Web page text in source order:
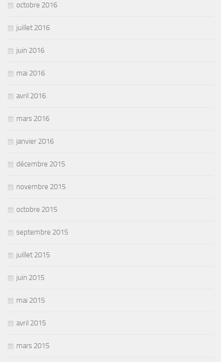
octobre 2016
juillet 2016
juin 2016
mai 2016
avril 2016
mars 2016
janvier 2016
décembre 2015
novembre 2015
octobre 2015
septembre 2015
juillet 2015
juin 2015
mai 2015
avril 2015
mars 2015